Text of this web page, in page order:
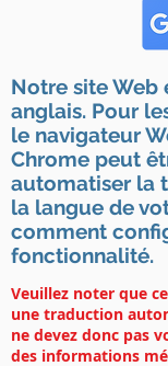
Notre site Web
anglais. Pour
le navigateur
Chrome peut
automatiser la
la langue de
comment
fonctionnalité.
Veuillez noter que
une traduction
ne devez donc pas
des informations